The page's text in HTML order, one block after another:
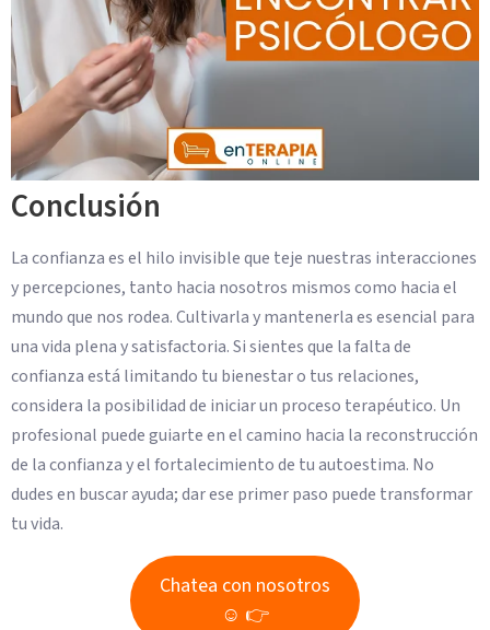
Conclusión
La confianza es el hilo invisible que teje nuestras interacciones
y percepciones, tanto hacia nosotros mismos como hacia el
mundo que nos rodea. Cultivarla y mantenerla es esencial para
una vida plena y satisfactoria. Si sientes que la falta de
confianza está limitando tu bienestar o tus relaciones,
considera la posibilidad de iniciar un proceso terapéutico. Un
profesional puede guiarte en el camino hacia la reconstrucción
de la confianza y el fortalecimiento de tu autoestima. No
dudes en buscar ayuda; dar ese primer paso puede transformar
tu vida.
Chatea con nosotros
☺ 👉